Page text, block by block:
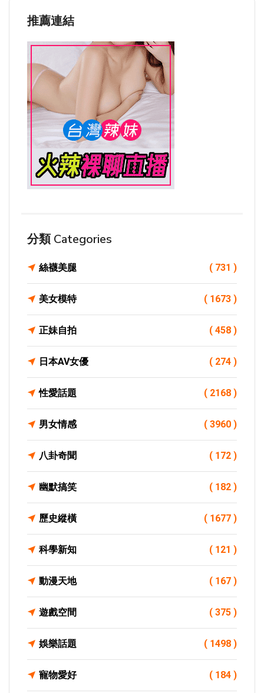
推薦連結
分類 Categories
絲襪美腿 ( 731 )
美女模特 ( 1673 )
正妹自拍 ( 458 )
日本AV女優 ( 274 )
性愛話題 ( 2168 )
男女情感 ( 3960 )
八卦奇聞 ( 172 )
幽默搞笑 ( 182 )
歷史縱橫 ( 1677 )
科學新知 ( 121 )
動漫天地 ( 167 )
遊戲空間 ( 375 )
娛樂話題 ( 1498 )
寵物愛好 ( 184 )